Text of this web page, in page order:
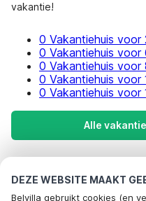
DEZE WEBSITE MAAKT
Belvilla gebruikt cookies (en
vakantie!
0 Vakantiehuis voor
0 Vakantiehuis voor
0 Vakantiehuis voor
0 Vakantiehuis voor
0 Vakantiehuis voor
Alle
Meest populaire
vakantie